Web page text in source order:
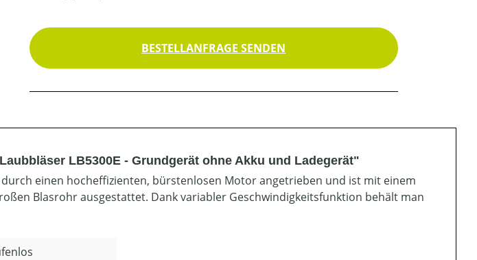
BESTELLANFRAGE SENDEN
LB5300E - Grundgerät ohne Akku und Ladegerät"
durch einen hocheffizienten, bürstenlosen Motor angetrieben und ist mit einem
Blasrohr ausgestattet. Dank variabler Geschwindigkeitsfunktion behält man